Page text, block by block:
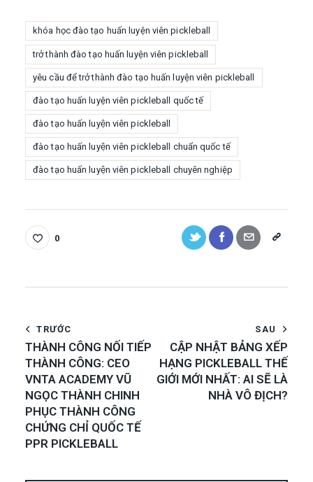
khóa học đào tạo huấn luyện viên pickleball
trở thành đào tạo huấn luyện viên pickleball
yêu cầu để trở thành đào tạo huấn luyện viên pickleball
đào tạo huấn luyện viên pickleball quốc tế
đào tạo huấn luyện viên pickleball
đào tạo huấn luyện viên pickleball chuẩn quốc tế
đào tạo huấn luyện viên pickleball chuyên nghiệp
0
TRƯỚC
THÀNH CÔNG NỐI TIẾP
THÀNH CÔNG: CEO
VNTA ACADEMY VŨ
NGỌC THÀNH CHINH
PHỤC THÀNH CÔNG
CHỨNG CHỈ QUỐC TẾ
PPR PICKLEBALL
SAU
CẬP NHẬT BẢNG XẾP
HẠNG PICKLEBALL THẾ
GIỚI MỚI NHẤT: AI SẼ LÀ
NHÀ VÔ ĐỊCH?